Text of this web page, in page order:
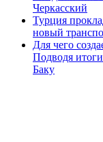
Черкасский
Турция
новый
Для чего
Подводя
Баку